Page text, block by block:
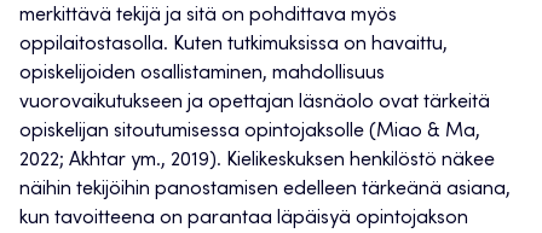
merkittävä tekijä ja sitä on pohdittava myös
oppilaitostasolla. Kuten tutkimuksissa on havaittu,
opiskelijoiden osallistaminen, mahdollisuus
vuorovaikutukseen ja opettajan läsnäolo ovat tärkeitä
opiskelijan sitoutumisessa opintojaksolle (Miao & Ma,
2022; Akhtar ym., 2019). Kielikeskuksen henkilöstö näkee
näihin tekijöihin panostamisen edelleen tärkeänä asiana,
kun tavoitteena on parantaa läpäisyä opintojakson